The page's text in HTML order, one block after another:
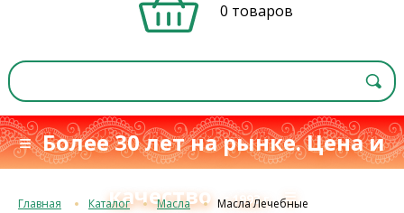
0 товаров
≡ Более 30 лет на рынке. Цена и
качествос 1993 г.≡
Главная Каталог Масла Масла Лечебные